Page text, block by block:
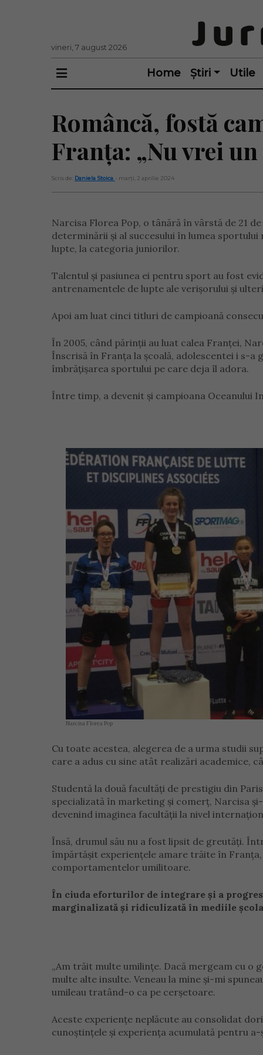
vineri, 7 august 2026
Home Știri Utile
Româncă, fostă
Franța: „Nu vrei un
Scris de: Daniela Stoica - marți, 2 aprilie 2024
Narcisa Florea Pop, o tânără în vârstă de 21
determinării și al succesului în lumea
lupte, la categoria juniorilor.
Talentul și pasiunea ei pentru sport au fost
antrenamentele de lupte ale verișorului și
Apoi am luat cinci titluri de campioană
În 2005, când părinții au luat calea Franței,
Înscrisă în Franța la școală, adolescentei i s-a
îmbrățișarea sportului pe care deja îl adora.
Între timp, a devenit și campioana Oceanului
Narcisa Florea Pop
Cu toate acestea, alegerea de a urma studii
care a adus cu sine atât realizări academice,
Studentă la două facultăți de prestigiu din
specializată în marketing și comerț, Narcisa
devenind imaginea facultății la nivel
Însă, drumul său nu a fost lipsit de greutăți.
împărtășit experiențele amare trăite în
comportamentelor umilitoare.
În ciuda eforturilor de integrare și a
marginalizată și ridiculizată în mediile
„Am trăit multe umilințe. Dacă mergeam cu o
multe alte insulte. Veneau la mine și-mi
umileau tratând-o ca pe cerșetoare.
Aceste experiențe neplăcute au consolidat
cunoștințele și experiența acumulată pentru